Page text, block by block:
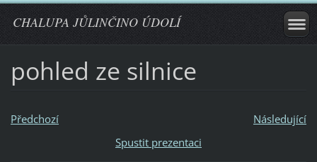
CHALUPA JŮLINČINO ÚDOLÍ
pohled ze silnice
Předchozí
Následující
Spustit prezentaci